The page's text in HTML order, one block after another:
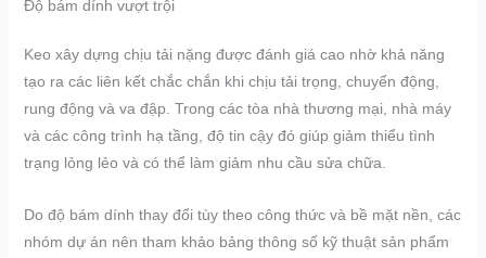
Độ bám dính vượt trội
Keo xây dựng chịu tải nặng được đánh giá cao nhờ khả năng
tạo ra các liên kết chắc chắn khi chịu tải trọng, chuyển động,
rung động và va đập. Trong các tòa nhà thương mại, nhà máy
và các công trình hạ tầng, độ tin cậy đó giúp giảm thiểu tình
trạng lỏng lẻo và có thể làm giảm nhu cầu sửa chữa.
Do độ bám dính thay đổi tùy theo công thức và bề mặt nền, các
nhóm dự án nên tham khảo bảng thông số kỹ thuật sản phẩm